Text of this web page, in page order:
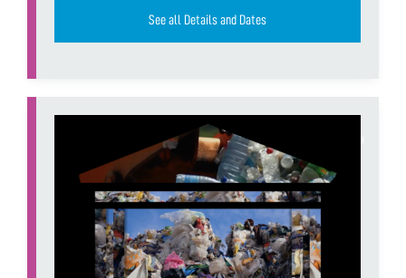
See all Details and Dates